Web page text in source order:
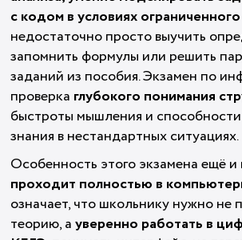
с кодом в условиях
недостаточно просто выучить
запомнить формулы или решить
заданий из пособия. Экзамен по
проверка глубокого понимания
быстроты мышления и
знания в нестандартных ситуациях.
Особенность этого экзамена ещё и
проходит полностью в
означает, что школьнику нужно не
теорию, ауверенно работать в